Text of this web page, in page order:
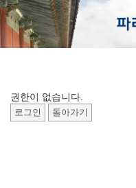
권한이 없습니다.
로그인 돌아가기